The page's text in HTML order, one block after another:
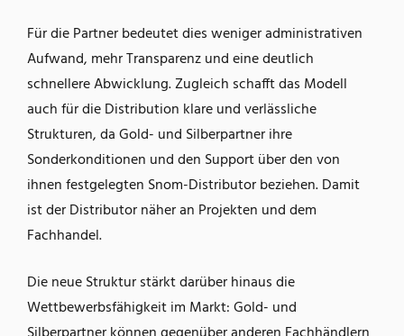
Für die Partner bedeutet dies weniger administrativen
Aufwand, mehr Transparenz und eine deutlich
schnellere Abwicklung. Zugleich schafft das Modell
auch für die Distribution klare und verlässliche
Strukturen, da Gold- und Silberpartner ihre
Sonderkonditionen und den Support über den von
ihnen festgelegten Snom-Distributor beziehen. Damit
ist der Distributor näher an Projekten und dem
Fachhandel.
Die neue Struktur stärkt darüber hinaus die
Wettbewerbsfähigkeit im Markt: Gold- und